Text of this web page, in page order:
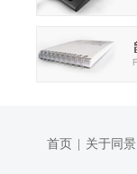
首页 关于同景